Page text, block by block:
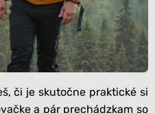
či je skutočne praktické si
a pár prechádzkam so